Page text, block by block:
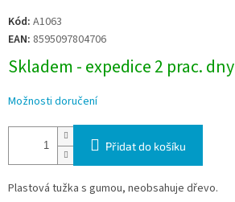
Měrná
cena:
Kód: A1063
EAN: 8595097804706
Skladem - expedice 2 prac. dny
Možnosti doručení
Přidat do košíku
Plastová tužka s gumou, neobsahuje dřevo.